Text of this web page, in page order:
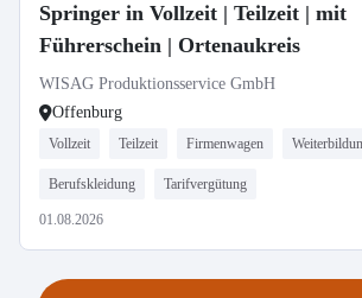
Springer in Vollzeit | Teilzeit | mit
Führerschein | Ortenaukreis
WISAG Produktionsservice GmbH
Offenburg
Vollzeit Teilzeit Firmenwagen
Berufskleidung Tarifvergütung
01.08.2026